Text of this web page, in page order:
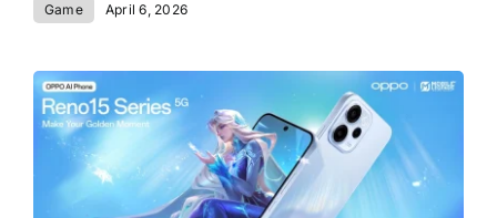
Game April 6, 2026